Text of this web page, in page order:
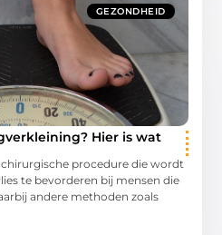
GEZONDHEID
Hier is wat
procedure die wordt
te bevorderen bij mensen die
andere methoden zoals